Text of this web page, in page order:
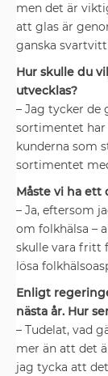
men det är
att glas är
ganska
Hur skulle du
utvecklas?
– Jag tycker de
sortimentet
kunderna som
sortimentet
Måste vi ha
– Ja, eftersom
om folkhälsa –
skulle vara fritt
lösa
Enligt
nästa år. Hur
– Tudelat, vad
mer än att det
jag tycka att